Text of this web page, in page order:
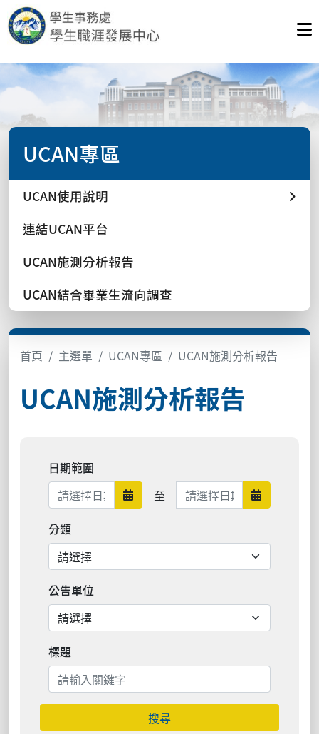
UCAN專區
UCAN使用說明
連結UCAN平台
UCAN施測分析報告
UCAN結合畢業生流向調查
首頁 主選單 UCAN專區 UCAN施測分析報告
UCAN施測分析報告
日期範圍
日期範圍開始
至 日期範圍結束 日期範圍
分類
公告單位
標題
搜尋